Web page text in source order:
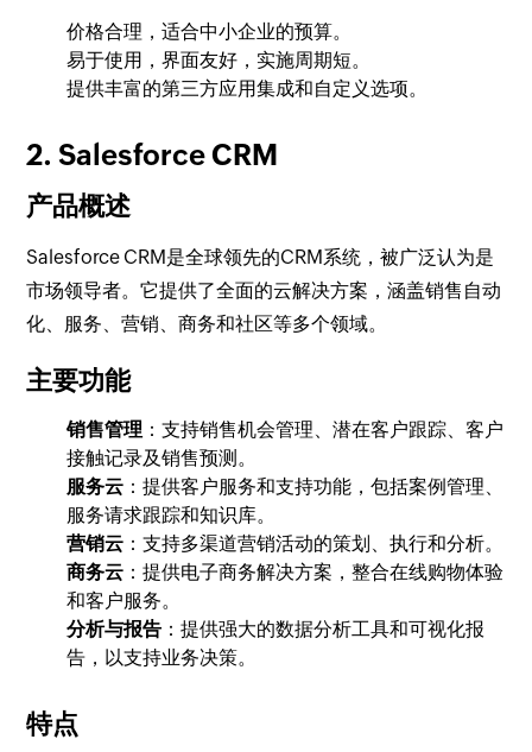
价格合理，适合中小企业的预算。
易于使用，界面友好，实施周期短。
提供丰富的第三方应用集成和自定义选项。
2. Salesforce CRM
产品概述
Salesforce CRM是全球领先的CRM系统，被广泛认为是
市场领导者。它提供了全面的云解决方案，涵盖销售自动
化、服务、营销、商务和社区等多个领域。
主要功能
销售管理 ：支持销售机会管理、潜在客户跟踪、客户
接触记录及销售预测。
服务云 ：提供客户服务和支持功能，包括案例管理、
服务请求跟踪和知识库。
营销云 ：支持多渠道营销活动的策划、执行和分析。
商务云 ：提供电子商务解决方案，整合在线购物体验
和客户服务。
分析与报告 ：提供强大的数据分析工具和可视化报
告，以支持业务决策。
特点